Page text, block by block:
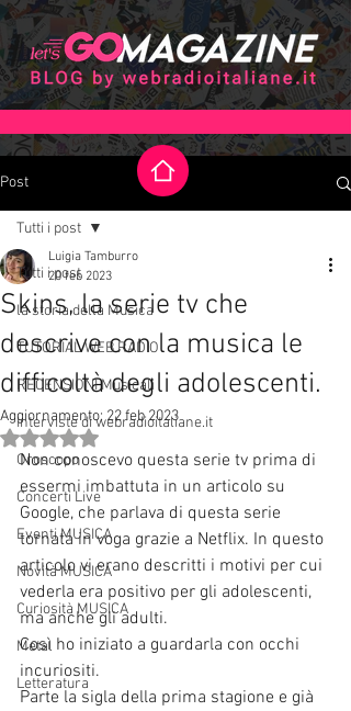
Post
Tutti i post
la storia della Musica
TUTORIAL WEB RADIO
RECENSIONI Musicali
Interviste di webradioitaliane.it
Oroscopo
Concerti Live
Eventi MUSICA
Novità MUSICA
Curiosità MUSICA
Metal
Letteratura
Tutti i post
Skins, la serie tv che
descrive con la musica le
difficoltà degli adolescenti.
Luigia Tamburro
20 feb 2023
Aggiornamento:22 feb 2023
Valutazione NaN stelle su 5.
Non conoscevo questa serie tv prima di
essermi imbattuta in un articolo su
Google, che parlava di questa serie
tornata in voga grazie a Netflix. In questo
articolo vi erano descritti i motivi per cui
vederla era positivo per gli adolescenti,
ma anche gli adulti.
Così ho iniziato a guardarla con occhi
incuriositi.
Parte la sigla della prima stagione e già